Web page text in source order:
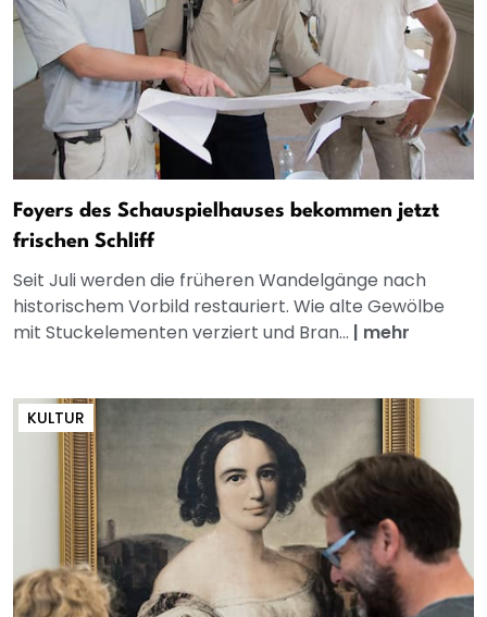
Foyers des Schauspielhauses bekommen jetzt
frischen Schliff
Seit Juli werden die früheren Wandelgänge nach
historischem Vorbild restauriert. Wie alte Gewölbe
mit Stuckelementen verziert und Bran... | mehr
KULTUR